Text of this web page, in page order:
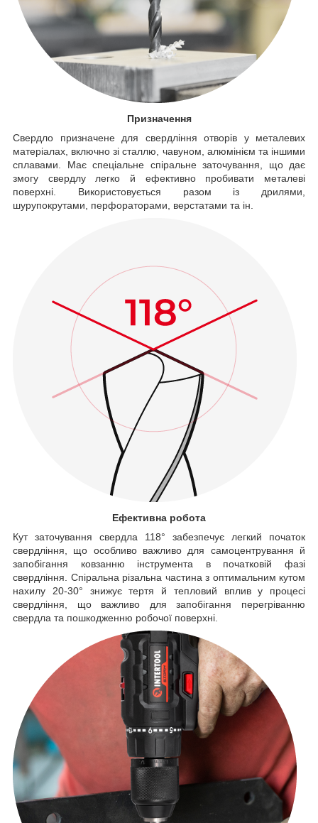
Призначення
Свердло призначене для свердління отворів у металевих
матеріалах, включно зі сталлю, чавуном, алюмінієм та іншими
сплавами. Має спеціальне спіральне заточування, що дає
змогу свердлу легко й ефективно пробивати металеві
поверхні. Використовується разом із дрилями,
шурупокрутами, перфораторами, верстатами та ін.
Ефективна робота
Кут заточування свердла 118° забезпечує легкий початок
свердління, що особливо важливо для самоцентрування й
запобігання ковзанню інструмента в початковій фазі
свердління. Спіральна різальна частина з оптимальним кутом
нахилу 20-30° знижує тертя й тепловий вплив у процесі
свердління, що важливо для запобігання перегріванню
свердла та пошкодженню робочої поверхні.